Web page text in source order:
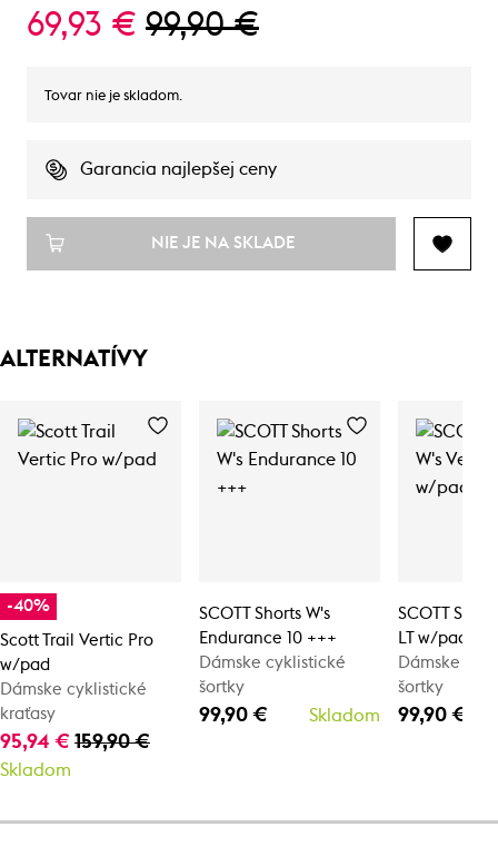
69,93 € 99,90 €
Tovar nie je skladom.
Garancia najlepšej ceny
NIE JE NA SKLADE
ALTERNATÍVY
-40%
Scott Trail Vertic Pro
w/pad
Dámske cyklistické
kraťasy
95,94 € 159,90 €
Skladom
SCOTT Shorts W's
Endurance 10 +++
Dámske cyklistické
šortky
99,90 € Skladom
SCOTT
LT w/pad
Dámske
šortky
99,90 €